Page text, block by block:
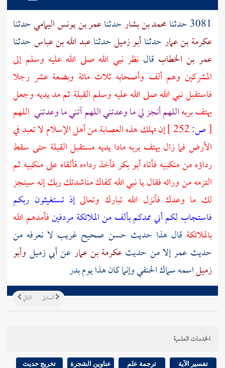
3081 حدثنا محمد بن بشارحدثناعمر بن يونس اليماميحدثنا
عكرمة بن عمارحدثناأبو زميلحدثناعبد الله بن عباسحدثنا
عمر بن الخطاب قال نظر نبي الله صلى الله عليه وسلم إلى
المشركين وهم ألف وأصحابه ثلاث مائة وبضعة عشر رجلا
فاستقبل نبي الله صلى الله عليه وسلم القبلة ثم مد يديه وجعل
يهتف بربهاللهم أنجز لي ما وعدتني اللهم آتني ما وعدتني اللهم
[ص:
إن تهلك هذه العصابة من أهل الإسلام لا تعبد في
الأرض فما زال يهتف بربه مادا يديه مستقبل القبلة حتى سقط
رداؤه من منكبيه فأتاهأبو بكرفأخذ رداءه فألقاه على منكبيه ثم
التزمه من ورائه فقال يا نبي الله كفاك مناشدتك ربك إنه سينجز
لك ما وعدك فأنزل الله تبارك وتعالىإذ تستغيثون ربكم
فاستجاب لكم أني ممدكم بألف من الملائكة مردفينفأمدهم الله
بالملائكة قال هذا حديث حسن صحيح غريب لا نعرفه من
حديث عمرإلا من حديثعكرمة بن عمارعنأبي زميل وأبو
زميلاسمهسماك الحنفيوإنما كان هذا يومبدر
التالي السابق
الخدمات العلمية
تفسير الآية ترجمة علم عناوين الشجرة تخريج حديث